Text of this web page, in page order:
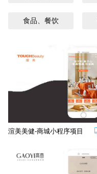
食品、餐饮
渲美美健-商城小程序项目